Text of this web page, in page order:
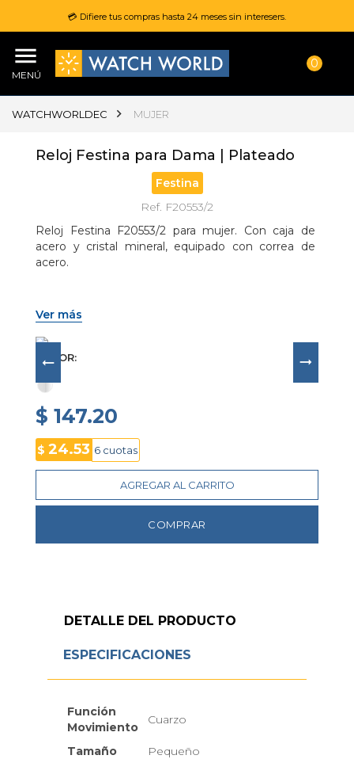
💳 Difiere tus compras hasta 24 meses sin interesers.
MENÚ
0
WATCHWORLDEC MUJER
Reloj Festina para Dama | Plateado
Festina
Ref. F20553/2
Reloj Festina F20553/2 para mujer. Con caja de
acero y cristal mineral, equipado con correa de
acero.
Ver más
COLOR
$ 147.20
$ 24.53 6 cuotas
AGREGAR AL CARRITO
COMPRAR
DETALLE DEL PRODUCTO
ESPECIFICACIONES
Función
Movimiento
Cuarzo
Tamaño
Pequeño